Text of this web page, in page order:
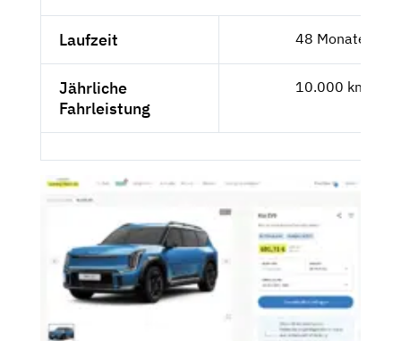
Laufzeit 48 Monate
Jährliche
Fahrleistung
10.000 km